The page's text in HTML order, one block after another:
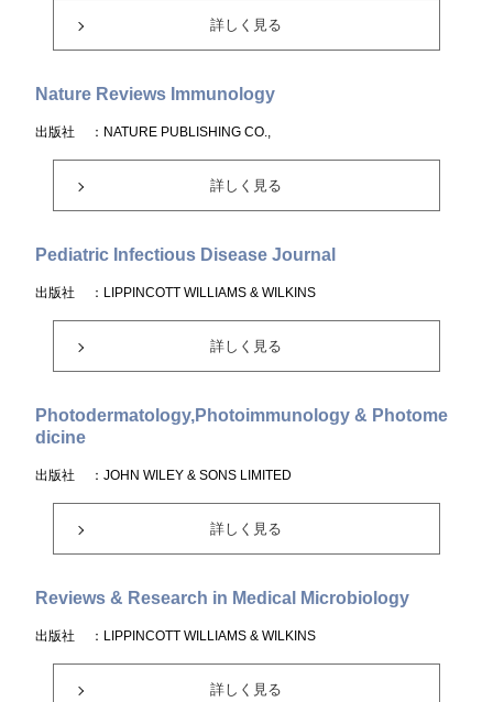
詳しく見る
Nature Reviews Immunology
出版社 ：NATURE PUBLISHING CO.,
詳しく見る
Pediatric Infectious Disease Journal
出版社 ：LIPPINCOTT WILLIAMS & WILKINS
詳しく見る
Photodermatology,Photoimmunology & Photome
dicine
出版社 ：JOHN WILEY & SONS LIMITED
詳しく見る
Reviews & Research in Medical Microbiology
出版社 ：LIPPINCOTT WILLIAMS & WILKINS
詳しく見る